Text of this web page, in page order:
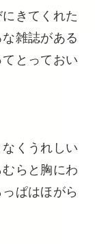
きてくれた
雑誌がある
とっておい
くうれしい
らと胸にわ
ぱはほがら